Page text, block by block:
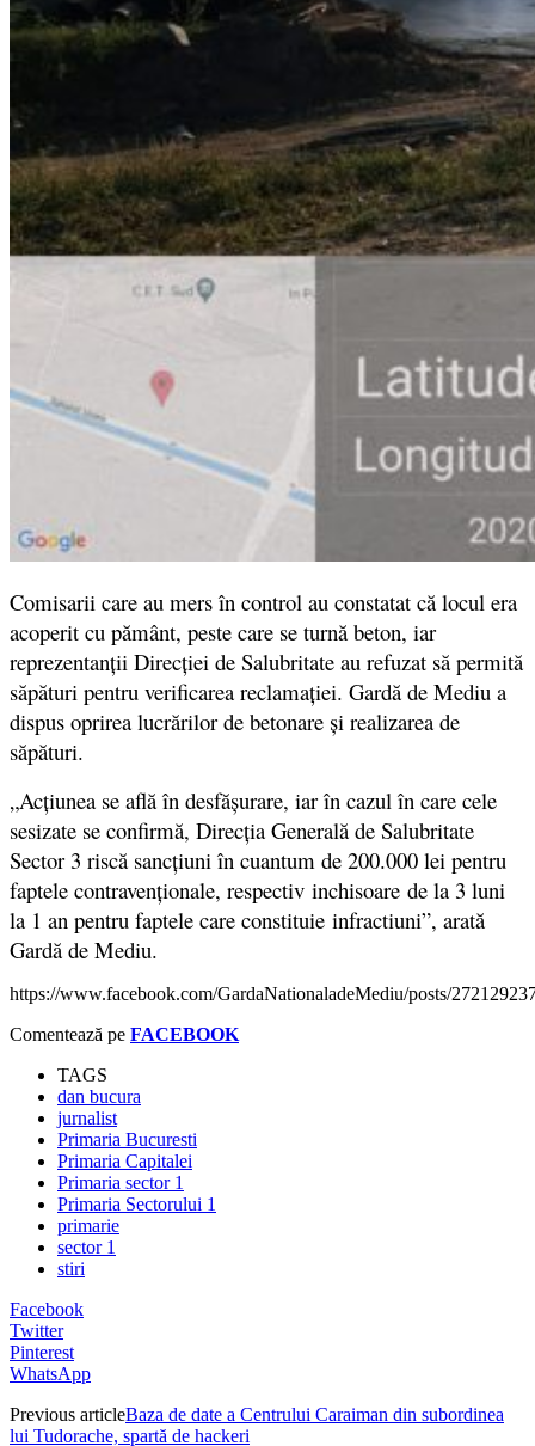
Comisarii care au mers în control au constatat că locul era
acoperit cu pământ, peste care se turnă beton, iar
reprezentanții Direcției de Salubritate au refuzat să permită
săpături pentru verificarea reclamației. Gardă de Mediu a
dispus oprirea lucrărilor de betonare și realizarea de
săpături.
„Acțiunea se află în desfășurare, iar în cazul în care cele
sesizate se confirmă, Direcția Generală de Salubritate
Sector 3 riscă sancțiuni în cuantum de 200.000 lei pentru
faptele contravenționale, respectiv inchisoare de la 3 luni
la 1 an pentru faptele care constituie infractiuni”, arată
Gardă de Mediu.
https://www.facebook.com/GardaNationaladeMediu/posts/
Comentează pe FACEBOOK
TAGS
dan bucura
jurnalist
Primaria Bucuresti
Primaria Capitalei
Primaria sector 1
Primaria Sectorului 1
primarie
sector 1
stiri
Facebook
Twitter
Pinterest
WhatsApp
Previous articleBaza de date a Centrului Caraiman din subordinea
lui Tudorache, spartă de hackeri